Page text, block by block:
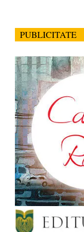
PUBLICITATE